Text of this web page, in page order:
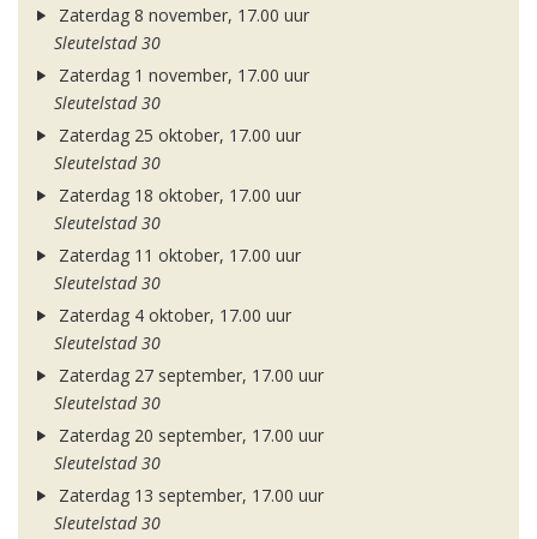
Zaterdag 8 november, 17.00 uur
Sleutelstad 30
Zaterdag 1 november, 17.00 uur
Sleutelstad 30
Zaterdag 25 oktober, 17.00 uur
Sleutelstad 30
Zaterdag 18 oktober, 17.00 uur
Sleutelstad 30
Zaterdag 11 oktober, 17.00 uur
Sleutelstad 30
Zaterdag 4 oktober, 17.00 uur
Sleutelstad 30
Zaterdag 27 september, 17.00 uur
Sleutelstad 30
Zaterdag 20 september, 17.00 uur
Sleutelstad 30
Zaterdag 13 september, 17.00 uur
Sleutelstad 30